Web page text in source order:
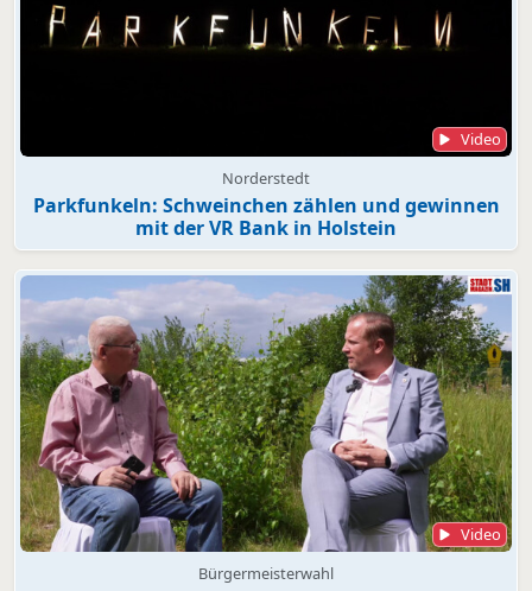
Video
Norderstedt
Parkfunkeln: Schweinchen zählen und gewinnen
mit der VR Bank in Holstein
Video
Bürgermeisterwahl